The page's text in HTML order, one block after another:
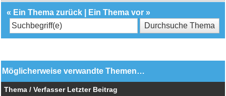
« Ein Thema zurück Ein Thema vor »
Möglicherweise verwandte Themen…
Thema / Verfasser Letzter Beitrag